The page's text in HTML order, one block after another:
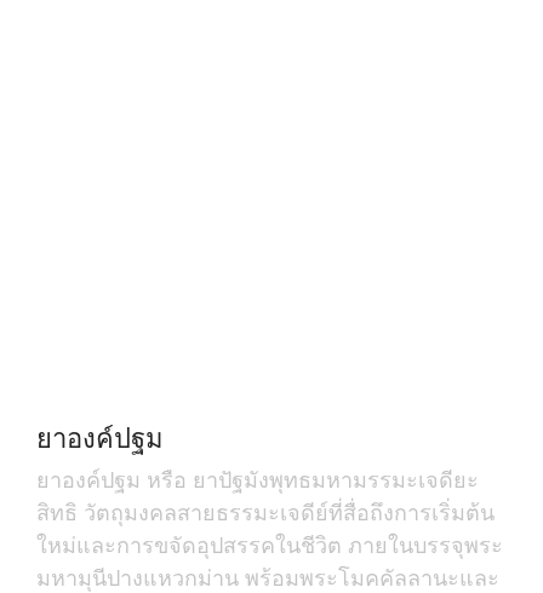
ยาองค์ปฐม
ยาองค์ปฐม หรือ ยาปัฐมังพุทธมหามรรมะเจดียะ
สิทธิ วัตถุมงคลสายธรรมะเจดีย์ที่สื่อถึงการเริ่มต้น
ใหม่และการขจัดอุปสรรคในชีวิต ภายในบรรจุพระ
มหามุนีปางแหวกม่าน พร้อมพระโมคคัลลานะและ